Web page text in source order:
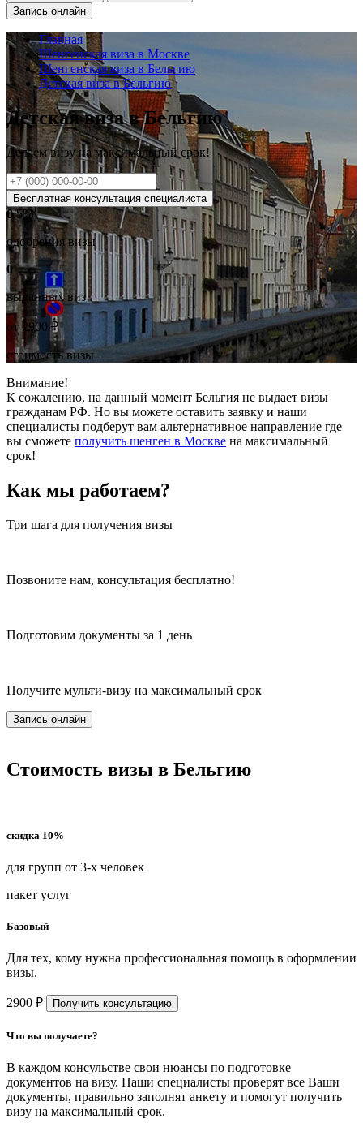
Запись онлайн
Главная
Шенгенская виза в Москве
Шенгенская виза в Бельгию
Детская виза в Бельгию
Детская виза в Бельгию
Делаем визу намаксимальныйсрок!
Бесплатная консультация специалиста
0.5%
одобрения визы
0
выданных виз
от 2900 ₽
стоимость визы
Внимание!
К сожалению, на данный момент Бельгия не выдает визы
гражданам РФ. Но вы можете оставить заявку и наши
специалисты подберут вам альтернативное направление где
вы сможете получить шенген в Москве на максимальный
срок!
Как мы работаем?
Три шага для получения визы
Позвоните нам, консультация бесплатно!
Подготовим документы за 1 день
Получите мульти-визу на максимальный срок
Запись онлайн
Стоимость визы в Бельгию
скидка 10%
для групп от 3-х человек
пакет услуг
Базовый
Для тех, кому нужна профессиональная помощь в оформлении
визы.
2900 ₽ Получить консультацию
Что вы получаете?
В каждом консульстве свои нюансы по подготовке
документов на визу. Наши специалисты проверят все Ваши
документы, правильно заполнят анкету и помогут получить
визу на максимальный срок.